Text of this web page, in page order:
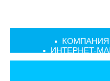
КОМПАНИЯ
ИНТЕРНЕТ-